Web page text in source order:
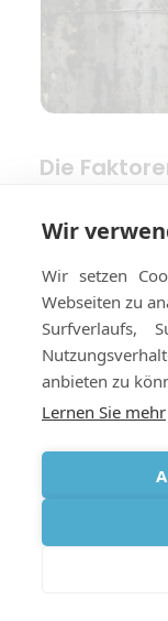
Die
Wir
Wir setzen
Webseiten zu
Surfverlaufs,
anbieten zu
Lernen Sie mehr